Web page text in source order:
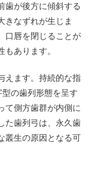
歯が後方に傾斜する
きなずれが生じま
口唇を閉じることが
あります。
えます。持続的な指
の歯列形態を呈す
て側方歯群が内側に
た歯列弓は、永久歯
叢生の原因となる可